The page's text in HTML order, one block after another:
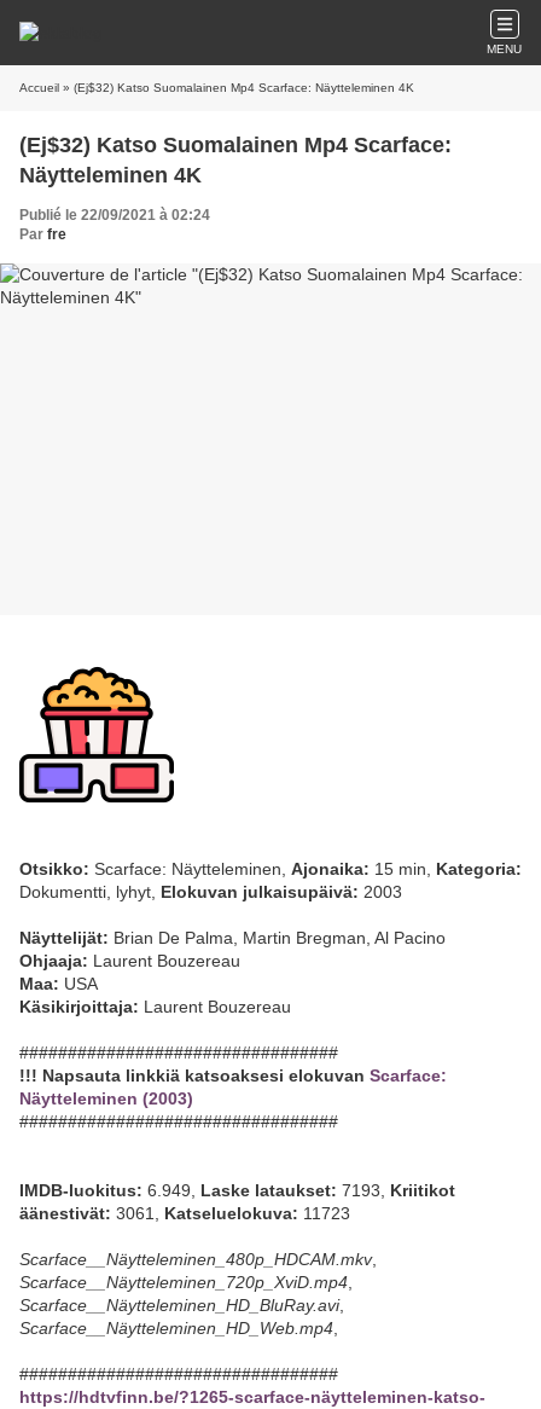
MENU
Accueil » (Ej$32) Katso Suomalainen Mp4 Scarface: Näytteleminen 4K
(Ej$32) Katso Suomalainen Mp4 Scarface:
Näytteleminen 4K
Publié le 22/09/2021 à 02:24
Par fre
Otsikko: Scarface: Näytteleminen, Ajonaika: 15 min, Kategoria:
Dokumentti, lyhyt, Elokuvan julkaisupäivä: 2003
Näyttelijät: Brian De Palma, Martin Bregman, Al Pacino
Ohjaaja: Laurent Bouzereau
Maa: USA
Käsikirjoittaja: Laurent Bouzereau
#################################
!!! Napsauta linkkiä katsoaksesi elokuvan Scarface:
Näytteleminen (2003)
#################################
IMDB-luokitus: 6.949, Laske lataukset: 7193, Kriitikot
äänestivät: 3061, Katseluelokuva: 11723
Scarface__Näytteleminen_480p_HDCAM.mkv,
Scarface__Näytteleminen_720p_XviD.mp4
Scarface__Näytteleminen_HD_BluRay.avi,
Scarface__Näytteleminen_HD_Web.mp4
#################################
https://hdtvfinn.be/?1265-scarface-näytteleminen-katso-